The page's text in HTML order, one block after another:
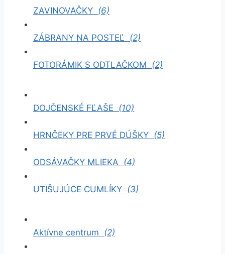
ZAVINOVAČKY (6)
ZÁBRANY NA POSTEĽ (2)
FOTORÁMIK S ODTLAČKOM (2)
DOJČENSKÉ FĽAŠE (10)
HRNČEKY PRE PRVÉ DÚŠKY (5)
ODSÁVAČKY MLIEKA (4)
UTIŠUJÚCE CUMLÍKY (3)
Aktívne centrum (2)